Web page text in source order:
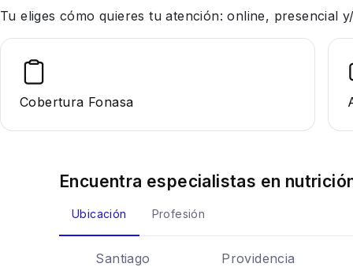
Tu eliges cómo quieres tu atención: online, presencial
Cobertura Fonasa
Encuentra especialistas en
Ubicación Profesión
Santiago Providencia